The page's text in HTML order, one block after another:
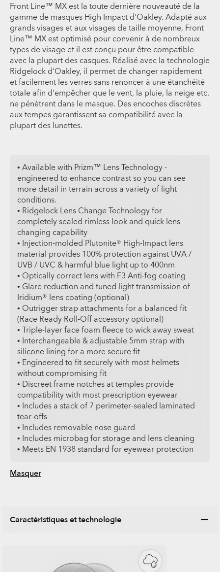
Front Line™ MX est la toute dernière nouveauté de la
gamme de masques High Impact d'Oakley. Adapté aux
grands visages et aux visages de taille moyenne, Front
Line™ MX est optimisé pour convenir à de nombreux
types de visage et il est conçu pour être compatible
avec la plupart des casques. Réalisé avec la technologie
Ridgelock d'Oakley, il permet de changer rapidement
et facilement les verres sans renoncer à une étanchéité
totale afin d'empêcher que le vent, la pluie, la neige etc.
ne pénètrent dans le masque. Des encoches discrètes
aux tempes garantissent sa compatibilité avec la
plupart des lunettes.
Masquer
• Available with Prizm™ Lens Technology -
engineered to enhance contrast so you can see
more detail in terrain across a variety of light
conditions.
• Ridgelock Lens Change Technology for
completely sealed rimless look and quick lens
changing capability
• Injection-molded Plutonite® High-Impact lens
material provides 100% protection against UVA /
UVB / UVC & harmful blue light up to 400nm
• Optically correct lens with F3 Anti-fog coating
• Glare reduction and tuned light transmission of
Iridium® lens coating (optional)
• Outrigger strap attachments for a balanced fit
(Race Ready Roll-Off accessory optional)
• Triple-layer face foam fleece to wick away sweat
• Interchangeable & adjustable 5mm strap with
silicone lining for a more secure fit
• Engineered to fit securely with most helmets
without compromising fit
• Discreet frame notches at temples provide
compatibility with most prescription eyewear
• Includes a stack of 7 perimeter-sealed laminated
tear-offs
• Includes removable nose guard
• Includes microbag for storage and lens cleaning
• Meets EN 1938 standard for eyewear protection
Caractéristiques et technologie